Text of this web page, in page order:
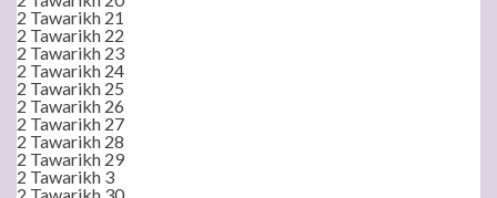
2 Tawarikh 21
2 Tawarikh 22
2 Tawarikh 23
2 Tawarikh 24
2 Tawarikh 25
2 Tawarikh 26
2 Tawarikh 27
2 Tawarikh 28
2 Tawarikh 29
2 Tawarikh 3